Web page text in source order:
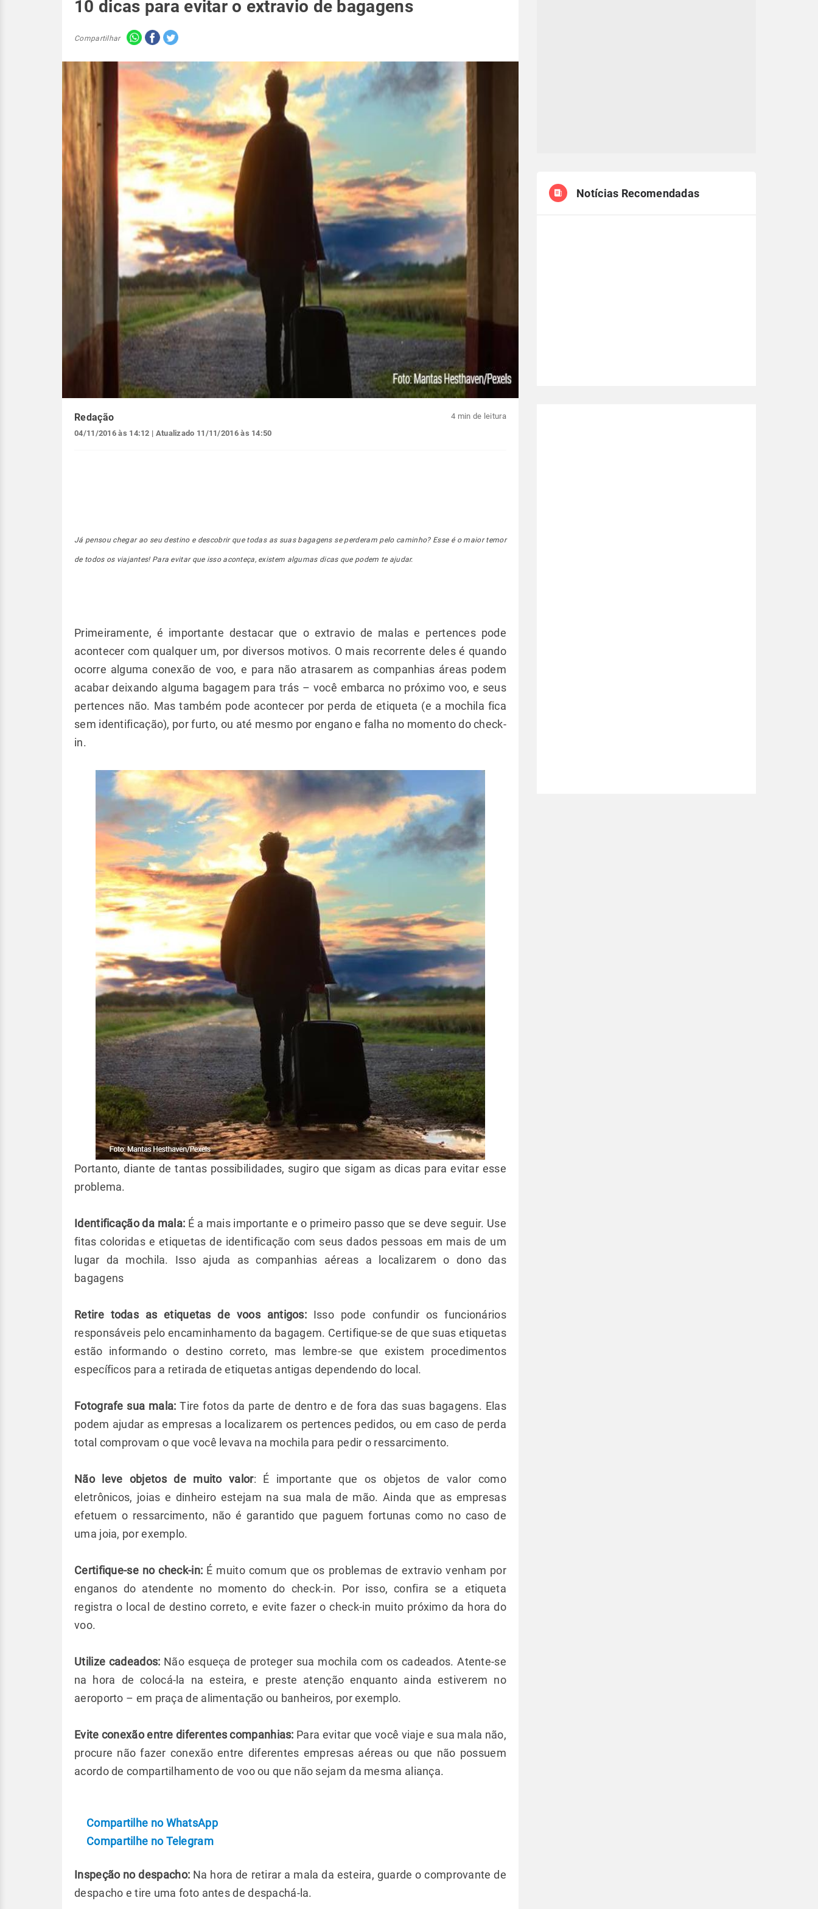
10 dicas para evitar o extravio de bagagens
Compartilhar
Redação
04/11/2016 às 14:12 | Atualizado 11/11/2016 às 14:50
4 min de leitura
Já pensou chegar ao seu destino e descobrir que todas as suas bagagens se perderam pelo caminho? Esse é o maior temor
de todos os viajantes! Para evitar que isso aconteça, existem algumas dicas que podem te ajudar.
Primeiramente, é importante destacar que o extravio de malas e pertences pode
acontecer com qualquer um, por diversos motivos. O mais recorrente deles é quando
ocorre alguma conexão de voo, e para não atrasarem as companhias áreas podem
acabar deixando alguma bagagem para trás – você embarca no próximo voo, e seus
pertences não. Mas também pode acontecer por perda de etiqueta (e a mochila fica
sem identificação), por furto, ou até mesmo por engano e falha no momento do check-
in.
Portanto, diante de tantas possibilidades, sugiro que sigam as dicas para evitar esse
problema.
Identificação da mala: É a mais importante e o primeiro passo que se deve seguir. Use
fitas coloridas e etiquetas de identificação com seus dados pessoas em mais de um
lugar da mochila. Isso ajuda as companhias aéreas a localizarem o dono das
bagagens
Retire todas as etiquetas de voos antigos: Isso pode confundir os funcionários
responsáveis pelo encaminhamento da bagagem. Certifique-se de que suas etiquetas
estão informando o destino correto, mas lembre-se que existem procedimentos
específicos para a retirada de etiquetas antigas dependendo do local.
Fotografe sua mala: Tire fotos da parte de dentro e de fora das suas bagagens. Elas
podem ajudar as empresas a localizarem os pertences pedidos, ou em caso de perda
total comprovam o que você levava na mochila para pedir o ressarcimento.
Não leve objetos de muito valor: É importante que os objetos de valor como
eletrônicos, joias e dinheiro estejam na sua mala de mão. Ainda que as empresas
efetuem o ressarcimento, não é garantido que paguem fortunas como no caso de
uma joia, por exemplo.
Certifique-se no check-in: É muito comum que os problemas de extravio venham por
enganos do atendente no momento do check-in. Por isso, confira se a etiqueta
registra o local de destino correto, e evite fazer o check-in muito próximo da hora do
voo.
Utilize cadeados: Não esqueça de proteger sua mochila com os cadeados. Atente-se
na hora de colocá-la na esteira, e preste atenção enquanto ainda estiverem no
aeroporto – em praça de alimentação ou banheiros, por exemplo.
Evite conexão entre diferentes companhias: Para evitar que você viaje e sua mala não,
procure não fazer conexão entre diferentes empresas aéreas ou que não possuem
acordo de compartilhamento de voo ou que não sejam da mesma aliança.
Compartilhe no WhatsApp
Compartilhe no Telegram
Inspeção no despacho: Na hora de retirar a mala da esteira, guarde o comprovante de
despacho e tire uma foto antes de despachá-la.
Notícias Recomendadas